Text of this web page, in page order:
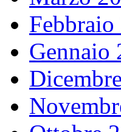
Febbraio
Gennaio